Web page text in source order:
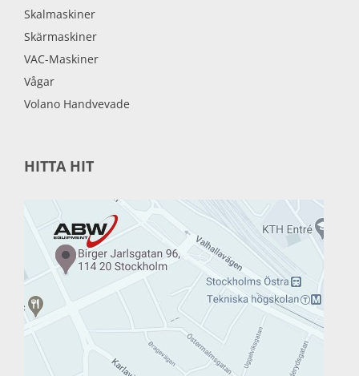
Skalmaskiner
Skärmaskiner
VAC-Maskiner
Vågar
Volano Handvevade
HITTA HIT